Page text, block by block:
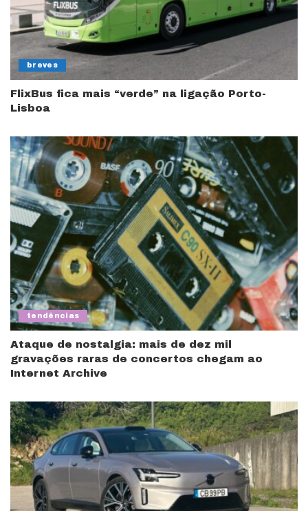
breves
FlixBus fica mais “verde” na ligação Porto-
Lisboa
tendências
Ataque de nostalgia: mais de dez mil
gravações raras de concertos chegam ao
Internet Archive